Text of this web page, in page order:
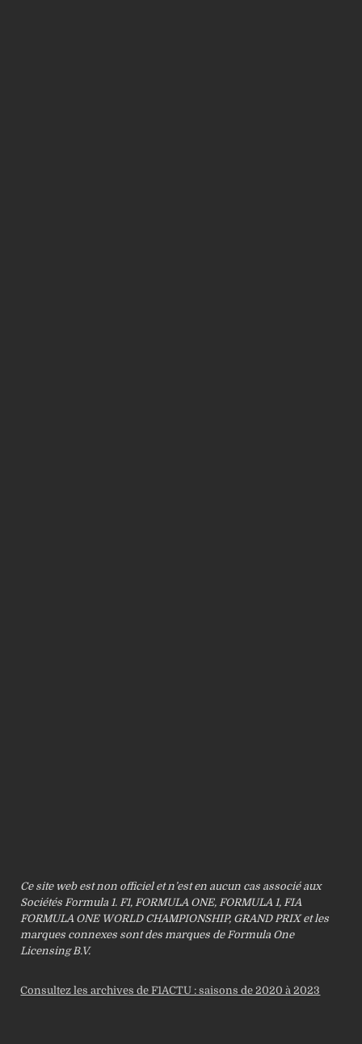
Ce site web est non officiel et n’est en aucun cas associé aux
Sociétés Formula 1. F1, FORMULA ONE, FORMULA 1, FIA
FORMULA ONE WORLD CHAMPIONSHIP, GRAND PRIX et les
marques connexes sont des marques de Formula One
Licensing B.V.
Consultez les archives de F1ACTU : saisons de 2020 à 2023